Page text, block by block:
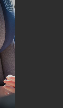
lõa, và hối
mẻ với
trong khi
doanh